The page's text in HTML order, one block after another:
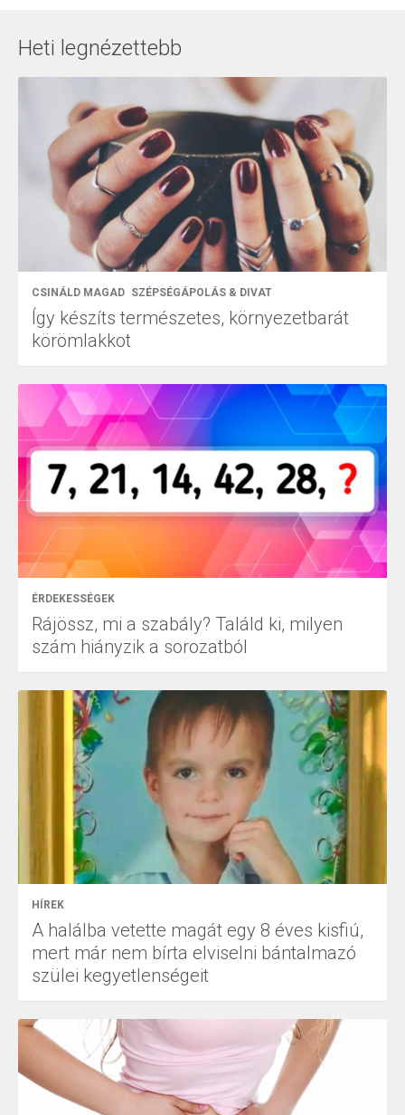
Heti legnézettebb
CSINÁLD MAGAD SZÉPSÉGÁPOLÁS & DIVAT
Így készíts természetes, környezetbarát
körömlakkot
ÉRDEKESSÉGEK
Rájössz, mi a szabály? Találd ki, milyen
szám hiányzik a sorozatból
HÍREK
A halálba vetette magát egy 8 éves kisfiú,
mert már nem bírta elviselni bántalmazó
szülei kegyetlenségeit